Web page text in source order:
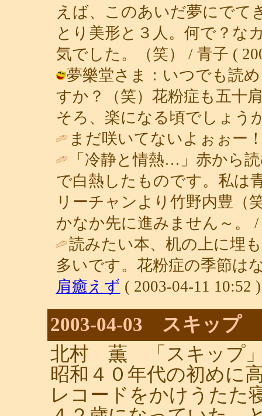
えば、このあいだ夢にでて
とり美形と３人。何で？な
気でした。（笑） / 青子 (
夢樂堂さま：いつでも読
すか？（笑）花粉症も五十
そろ、楽になる頃でしょう
まだ咲いてないよぉぉー
「冷静と情熱…」赤から
で白熱したものです。私は
リーチャンより竹野内豊
かなか先に進みません～。
読みたい本、机の上に埋
多いです。花粉症の季節は
肩癒えず ( 2003-04-11 10:52 )
2003-04-03 スキップ
北村 薫 「スキップ
昭和４０年代の初めに
レコードをかけうたた